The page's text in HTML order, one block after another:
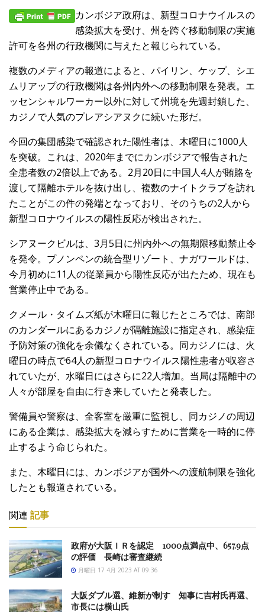
カンボジア政府は、新型コロナウイルスの
感染拡大を受け、州を跨ぐ移動制限の実施
許可を各州の行政機関に与えたと報じられている。
複数のメディアの報道によると、パイリン、ケップ、シエ
ムリアップの行政機関は各州内外への移動制限を発表。エ
ッセンシャルワーカー以外に対して州境を先週封鎖した、
カジノで人気のプレアシアヌクに続いた形だ。
今回の集団感染で確認された陽性者は、木曜日に1000人
を突破。これは、2020年までにカンボジアで報告された
全患者数の2倍以上である。2月20日に中国人4人が賄賂を
渡して隔離ホテルを抜け出し、複数のナイトクラブを訪れ
たことがこの件の発端となっており、そのうちの2人から
新型コロナウイルスの陽性反応が検出された。
シアヌークビルは、3月5日に州内外への無期限移動禁止令
を発令。プノンペンの統合型リゾート、ナガワールドは、
今月初めに11人の従業員から陽性反応が出たため、現在も
営業停止中である。
クメール・タイムズ紙が木曜日に報じたところでは、南部
のカンダールにあるカジノが隔離施設に指定され、感染症
予防対策の強化を余儀なくされている。同カジノには、火
曜日の時点で64人の新型コロナウイルス陽性患者が収容さ
れていたが、水曜日にはさらに22人増加。当局は隔離中の
人々が部屋を自由に行き来していたと発表した。
警備員や警察は、全客室を厳重に監視し、同カジノの周辺
にある企業は、感染拡大を減らすために営業を一時的に停
止するよう命じられた。
また、木曜日には、カンボジアが国外への渡航制限を強化
したとも報道されている。
関連 記事
政府が大阪ＩＲを認定 1000点満点中、657.9点
の評価 長崎は審査継続
月曜日 17 4月 2023 AT 09:36
大阪ダブル選、維新が制す 知事に吉村氏再選、
市長には横山氏